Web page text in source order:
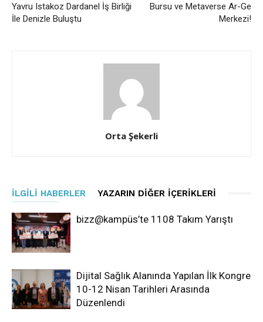
Yavru Istakoz Dardanel İş Birliği
İle Denizle Buluştu
Bursu ve Metaverse Ar-Ge
Merkezi!
Orta Şekerli
İLGILI HABERLER YAZARIN DIĞER İÇERIKLERI
bizz@kampüs’te 1108 Takım Yarıştı
Dijital Sağlık Alanında Yapılan İlk Kongre
10-12 Nisan Tarihleri Arasında
Düzenlendi